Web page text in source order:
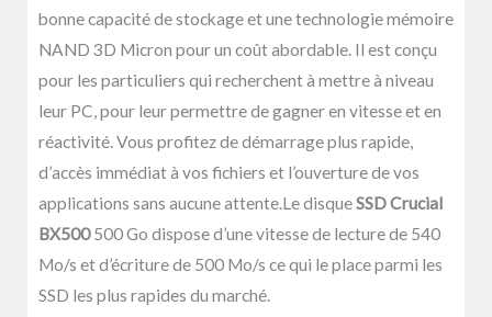
bonne capacité de stockage et une technologie mémoire
NAND 3D Micron pour un coût abordable. Il est conçu
pour les particuliers qui recherchent à mettre à niveau
leur PC, pour leur permettre de gagner en vitesse et en
réactivité. Vous profitez de démarrage plus rapide,
d’accès immédiat à vos fichiers et l’ouverture de vos
applications sans aucune attente.Le disqueSSD Crucial
BX500500 Go dispose d’une vitesse de lecture de 540
Mo/s et d’écriture de 500 Mo/s ce qui le place parmi les
SSD les plus rapides du marché.